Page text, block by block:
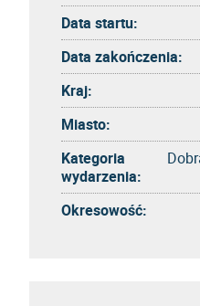
Data startu:
Data zakończenia:
Kraj:
Miasto:
Kategoria
wydarzenia:
Okresowość: